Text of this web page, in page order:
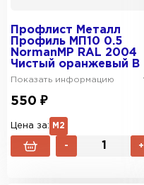
Профлист Металл
Профиль МП10 0.5
NormanMP RAL 2004
Чистый оранжевый B
Показать информацию
550 ₽
Цена за: М2
- +